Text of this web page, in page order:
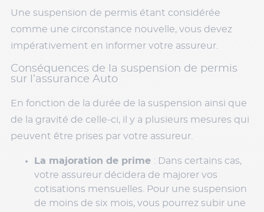
Une suspension de permis étant considérée
comme une circonstance nouvelle, vous devez
impérativement en informer votre assureur.
Conséquences de la suspension de permis
sur l’assurance Auto
En fonction de la durée de la suspension ainsi que
de la gravité de celle-ci, il y a plusieurs mesures qui
peuvent être prises par votre assureur.
La majoration de prime : Dans certains cas,
votre assureur décidera de majorer vos
cotisations mensuelles. Pour une suspension
de moins de six mois, vous pourrez subir une